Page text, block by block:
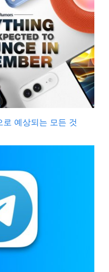
로 예상되는 모든 것